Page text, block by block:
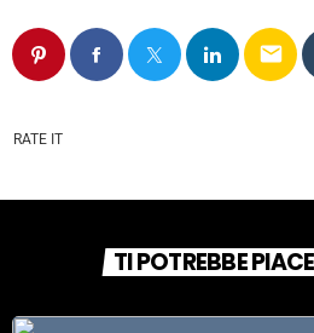
email
RATE IT
TI POTREBBE